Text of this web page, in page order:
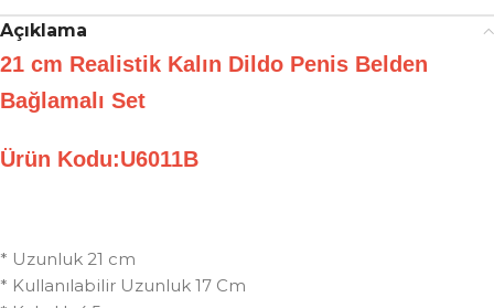
Açıklama
21 cm Realistik Kalın Dildo Penis Belden
Bağlamalı Set
Ürün Kodu:U6011B
* Uzunluk 21 cm
* Kullanılabilir Uzunluk 17 Cm